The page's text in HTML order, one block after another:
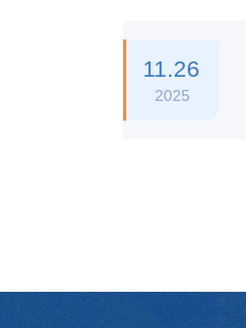
11.26
2025